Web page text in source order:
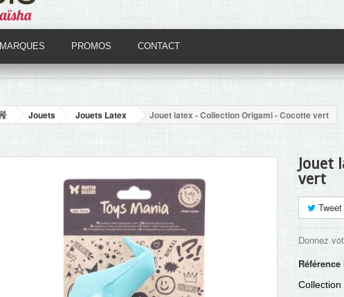
MARQUES PROMOS CONTACT
Jouets Jouets Latex Jouet latex - Collection Origami - Cocotte vert
Jouet
vert
Tweet
Donnez
Référence